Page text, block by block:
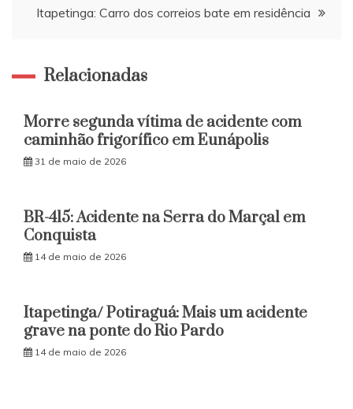
Post
Itapetinga: Carro dos correios bate em residência
Relacionadas
Morre segunda vítima de acidente com
caminhão frigorífico em Eunápolis
31 de maio de 2026
BR-415: Acidente na Serra do Marçal em
Conquista
14 de maio de 2026
Itapetinga/ Potiraguá: Mais um acidente
grave na ponte do Rio Pardo
14 de maio de 2026